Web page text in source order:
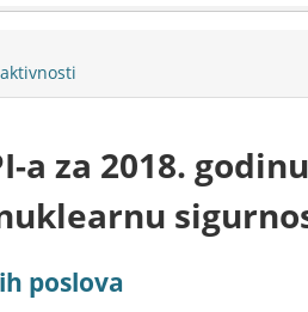
a za 2018.
poslova